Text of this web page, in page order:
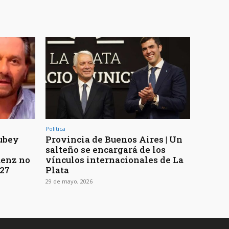
no
Política
Provincia de Buenos Aires | Un
salteño se encargará de los
vínculos internacionales de La
Plata
29 de mayo, 2026